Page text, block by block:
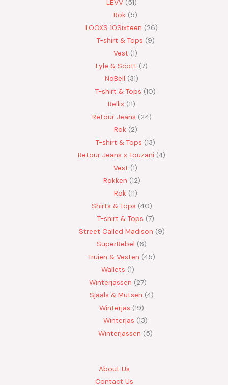
LEVV 51
Rok 5
LOOXS 10Sixteen
26
T-shirt & Tops 9
Vest 1
Lyle & Scott 7
NoBell
31
T-shirt & Tops 10
Rellix 11
Retour Jeans 24
Rok 2
T-shirt & Tops 13
Retour Jeans x Touzani 4
Vest 1
Rokken 12
Rok 11
Shirts & Tops 40
T-shirt & Tops 7
Street Called Madison 9
SuperRebel
6
Truien & Vesten 45
Wallets 1
Winterjassen
27
Sjaals & Mutsen 4
Winterjas 19
Winterjas 13
Winterjassen
5
About Us
Contact Us